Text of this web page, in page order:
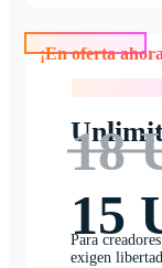
18
15
Para
exigen